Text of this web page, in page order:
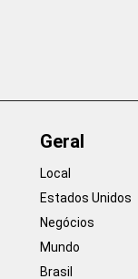
Geral
Local
Estados Unidos
Negócios
Mundo
Brasil